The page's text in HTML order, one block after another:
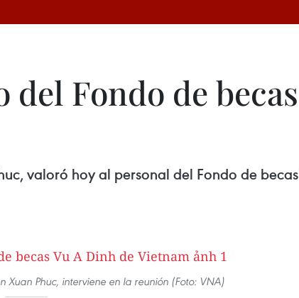
del Fondo de
valoró hoy al personal del Fondo de
Phuc, interviene en la reunión (Foto: VNA)